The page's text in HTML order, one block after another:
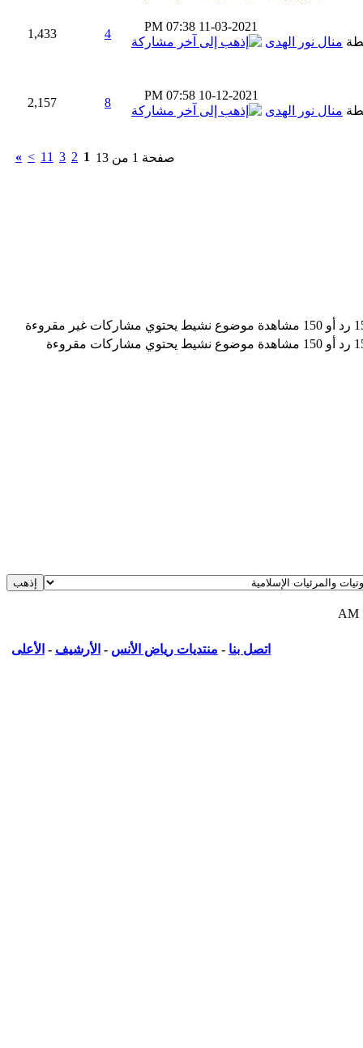
11-03-2021
07:38 PM
منال نور الهدى
4
1,433
10-12-2021
07:58 PM
منال نور الهدى
8
2,157
صفحة 1 من 13 1
2
3
11
>
»
موضوع نشيط يحتوي مشاركات غير مقروءة
موضوع نشيط يحتوي مشاركات مقروءة
اتصل بنا - منتديات رياض الأنس - الأرشيف - الأعلى